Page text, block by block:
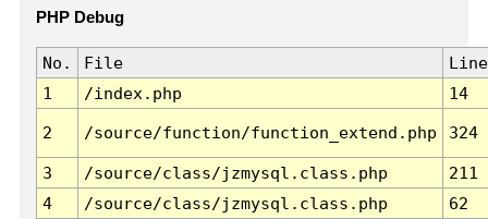
PHP Debug
No. File
Line
1
/index.php 14
2 /source/function/function_extend.php 324
3 /source/class/jzmysql.class.php
211
4
/source/class/jzmysql.class.php
62